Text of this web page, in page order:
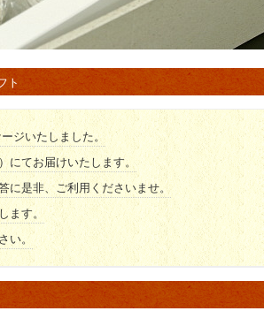
ト
ジいたしました。
にてお届けいたします。
に是非、ご利用くださいませ。
ます。
い。